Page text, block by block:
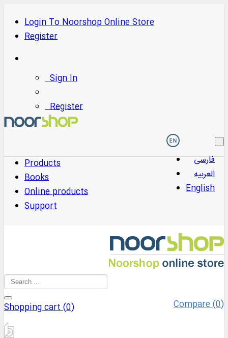
LoginToNoorshop Online Store
Register
Sign In
Register
فارسی
العربیه
English
Products
Books
Online products
Support
Shopping cart (0) Compare (0)